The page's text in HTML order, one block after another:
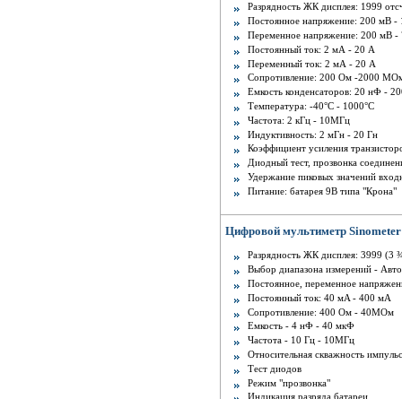
Разрядность ЖК дисплея: 1999
Постоянное напряжение: 200 мВ -
Переменное напряжение: 200 мВ -
Постоянный ток: 2 мА - 20 А
Переменный ток: 2 мА - 20 А
Сопротивление: 200 Ом -2000
Емкость конденсаторов: 20 нФ -
Температура: -40°С - 1000°С
Частота: 2 кГц - 10MГц
Индуктивность: 2 мГн - 20 Гн
Коэффициент усиления
Диодный тест, прозвонка
Удержание пиковых значений
Питание: батарея 9В типа "Крона"
Цифровой мультиметр
Разрядность ЖК дисплея: 3999 (3
Выбор диапазона измерений -
Постоянное, переменное
Постоянный ток: 40 мA - 400 мA
Сопротивление: 400 Ом - 40МОм
Емкость - 4 нФ - 40 мкФ
Частота - 10 Гц - 10MГц
Относительная скважность
Тест диодов
Режим "прозвонка"
Индикация разряда батареи